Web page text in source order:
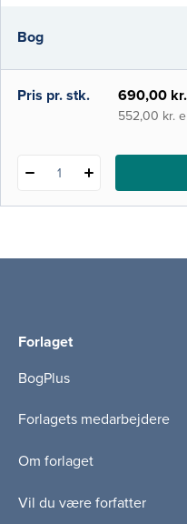
Siden den
Bog
e-bog
Pris pr. stk. 690,00 kr.
552,00 kr.
1
Forlaget
BogPlus
Forlagets medarbejdere
Om forlaget
Vil du være forfatter